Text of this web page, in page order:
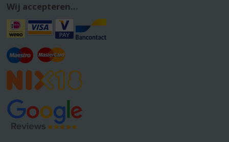
Wij accepteren...